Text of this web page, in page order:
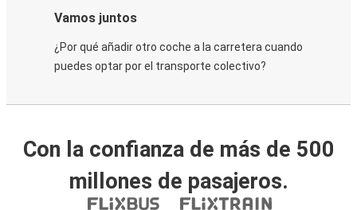
Vamos juntos
¿Por qué añadir otro coche a la carretera cuando
puedes optar por el transporte colectivo?
Con la confianza de más de 500
millones de pasajeros.